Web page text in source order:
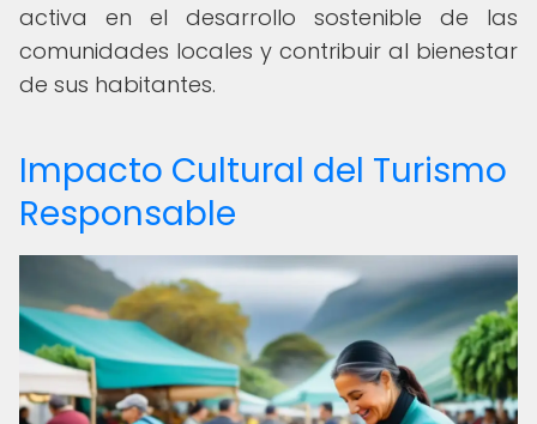
activa en el desarrollo sostenible de las
comunidades locales y contribuir al bienestar
de sus habitantes.
Impacto Cultural del Turismo
Responsable